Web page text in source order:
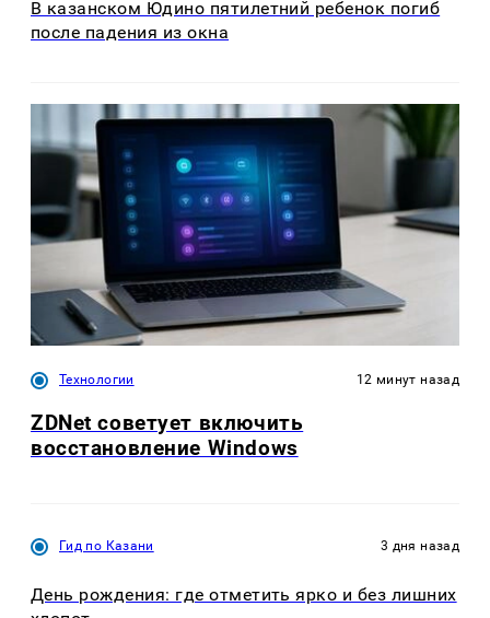
В казанском Юдино пятилетний ребенок погиб
после падения из окна
Технологии 12 минут назад
ZDNet советует включить
восстановление Windows
Гид по Казани 3 дня назад
День рождения: где отметить ярко и без лишних